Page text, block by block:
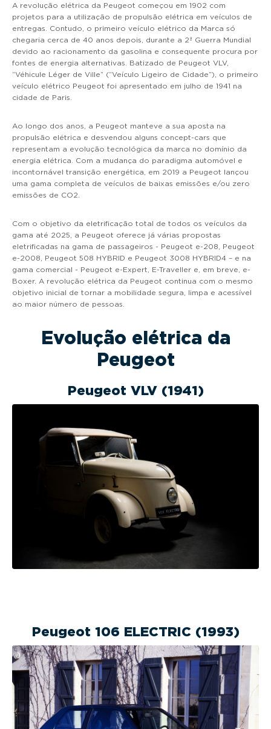
A revolução elétrica da Peugeot começou em 1902 com
projetos para a utilização de propulsão elétrica em veículos de
entregas. Contudo, o primeiro veículo elétrico da Marca só
chegaria cerca de 40 anos depois, durante a 2ª Guerra Mundial
devido ao racionamento da gasolina e consequente procura por
fontes de energia alternativas. Batizado de Peugeot VLV,
“Véhicule Léger de Ville” (“Veículo Ligeiro de Cidade”), o primeiro
veículo elétrico Peugeot foi apresentado em julho de 1941 na
cidade de Paris.
Ao longo dos anos, a Peugeot manteve a sua aposta na
propulsão elétrica e desvendou alguns concept-cars que
representam a evolução tecnológica da marca no domínio da
energia elétrica. Com a mudança do paradigma automóvel e
incontornável transição energética, em 2019 a Peugeot lançou
uma gama completa de veículos de baixas emissões e/ou zero
emissões de CO2.
Com o objetivo da eletrificação total de todos os veículos da
gama até 2025, a Peugeot oferece já várias propostas
eletrificadas na gama de passageiros - Peugeot e-208, Peugeot
e-2008, Peugeot 508 HYBRID e Peugeot 3008 HYBRID4 – e na
gama comercial - Peugeot e-Expert, E-Traveller e, em breve, e-
Boxer. A revolução elétrica da Peugeot continua com o mesmo
objetivo inicial de tornar a mobilidade segura, limpa e acessível
ao maior número de pessoas.
Evolução elétrica da
Peugeot
Peugeot VLV (1941)
Peugeot 106 ELECTRIC (1993)